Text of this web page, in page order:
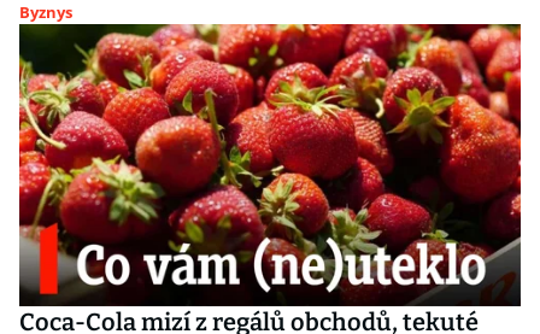
Byznys
Coca-Cola mizí z regálů obchodů, tekuté